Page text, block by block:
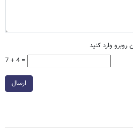
وارد کنید
7 + 4 =
ارسال